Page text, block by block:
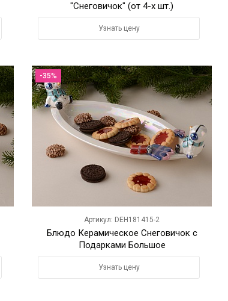
"Снеговичок" (от 4-х шт.)
Узнать цену
-35%
Артикул: DEH181415-2
Блюдо Керамическое Снеговичок с
Подарками Большое
Узнать цену